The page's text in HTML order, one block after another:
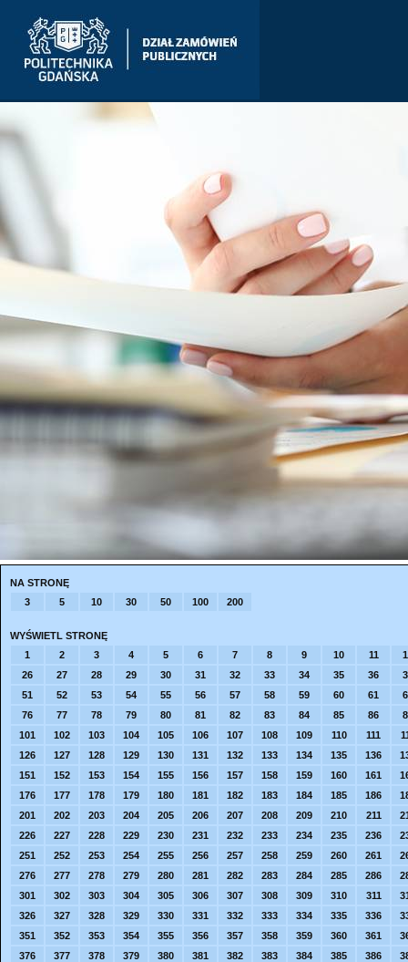
NA STRONĘ
3
5 10 30 50 100 200
WYŚWIETL STRONĘ
1
2 3 4 5 6 7 8 9 10 11
26
27 28 29 30 31 32 33 34 35 36
51
52 53 54 55 56 57 58 59 60 61
76
77 78 79 80 81 82 83 84 85 86
101
102 103 104 105 106 107 108 109 110 111
126
127 128 129 130 131 132 133 134 135 136
151
152 153 154 155 156 157 158 159 160 161
176
177 178 179 180 181 182 183 184 185 186
201
202 203 204 205 206 207 208 209 210 211
226
227 228 229 230 231 232 233 234 235 236
251
252 253 254 255 256 257 258 259 260 261
276
277 278 279 280 281 282 283 284 285 286
301
302 303 304 305 306 307 308 309 310 311
326
327 328 329 330 331 332 333 334 335 336
351
352 353 354 355 356 357 358 359 360 361
376
377 378 379 380 381 382 383 384 385 386